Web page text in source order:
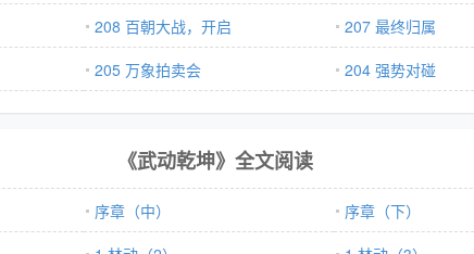
208 百朝大战，开启
207 最终归属
205 万象拍卖会 204 强势对碰
《武动乾坤》全文阅读
序章（中）
序章（下）